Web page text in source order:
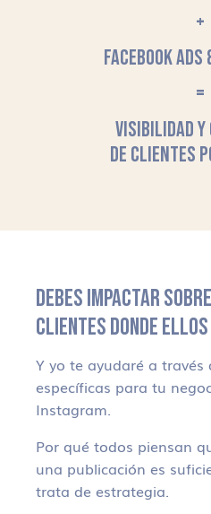
+
FACEBOOK
=
VISIBILIDAD Y
DE CLIENTES
DEBES IMPACTAR
CLIENTES DONDE
Y yo te ayudaré a través
específicas para tu
Instagram.
Por qué todos piensan
una publicación es
trata de estrategia.